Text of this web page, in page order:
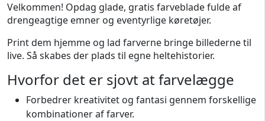
Velkommen! Opdag glade, gratis farveblade fulde af
drengeagtige emner og eventyrlige køretøjer.
Print dem hjemme og lad farverne bringe billederne til
live. Så skabes der plads til egne heltehistorier.
Hvorfor det er sjovt at farvelægge
Forbedrer kreativitet og fantasi gennem forskellige
kombinationer af farver.